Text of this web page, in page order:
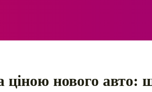
ціною нового авто: